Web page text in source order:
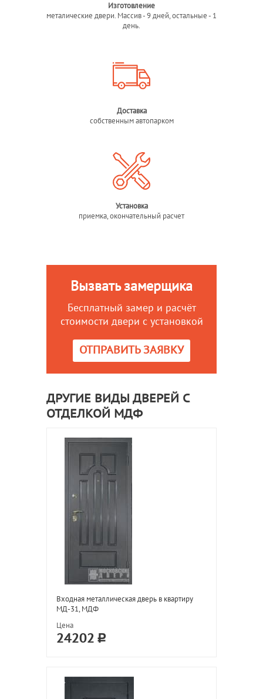
Изготовление
металические двери. Массив - 9 дней, остальные - 1
день.
Доставка
собственным автопарком
Установка
приемка, окончательный расчет
Вызвать замерщика
Бесплатный замер и расчёт
стоимости двери с установкой
ОТПРАВИТЬ ЗАЯВКУ
ДРУГИЕ ВИДЫ ДВЕРЕЙ С
ОТДЕЛКОЙ МДФ
Входная металлическая дверь в квартиру
МД-31, МДФ
Цена
24202